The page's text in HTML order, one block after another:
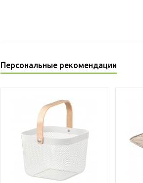
Персональные рекомендации